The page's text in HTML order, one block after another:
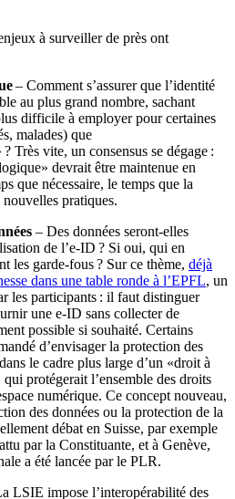
à surveiller de près ont
– Comment s’assurer que l’identité
au plus grand nombre, sachant
difficile à employer pour certaines
malades) que
? Très vite, un consensus se dégage :
» devrait être maintenue en
que nécessaire, le temps que la
pratiques.
– Des données seront-elles
de l’e-ID ? Si oui, qui en
les garde-fous ? Sur ce thème, déjà
dans une table ronde à l’EPFL, un
les participants : il faut distinguer
une e-ID sans collecterde
possible si souhaité. Certains
d’envisagerla protection des
dans le cadre plus large d’un «droità
protégerait l’ensemble des droits
numérique. Ce concept nouveau,
des données ou la protection de la
débat en Suisse, par exemple
par la Constituante, et à Genève,
a été lancée par le PLR.
LSIE impose l’interopérabilité des